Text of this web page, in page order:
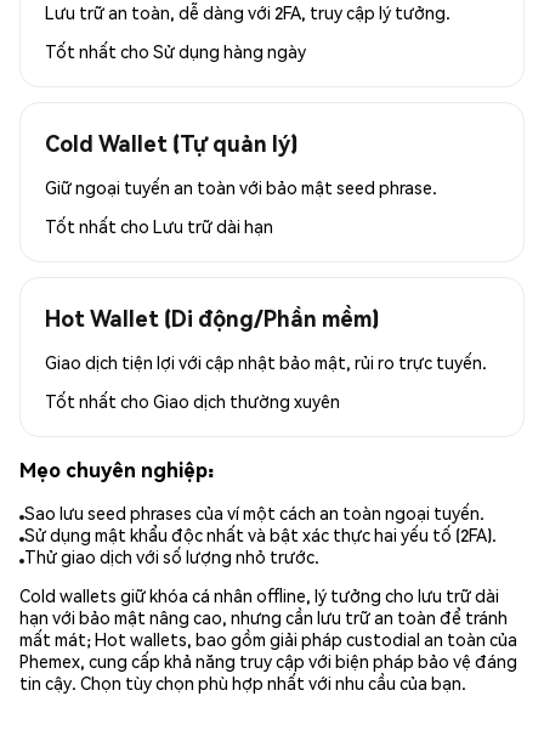
Lưu trữ an toàn, dễ dàng với 2FA, truy cập lý tưởng.
Tốt nhất cho Sử dụng hàng ngày
Cold Wallet (Tự quản lý)
Giữ ngoại tuyến an toàn với bảo mật seed phrase.
Tốt nhất cho Lưu trữ dài hạn
Hot Wallet (Di động/Phần mềm)
Giao dịch tiện lợi với cập nhật bảo mật, rủi ro trực tuyến.
Tốt nhất cho Giao dịch thường xuyên
Mẹo chuyên nghiệp:
Sao lưu seed phrases của ví một cách an toàn ngoại tuyến.
Sử dụng mật khẩu độc nhất và bật xác thực hai yếu tố (2FA).
Thử giao dịch với số lượng nhỏ trước.
Cold wallets giữ khóa cá nhân offline, lý tưởng cho lưu trữ dài
hạn với bảo mật nâng cao, nhưng cần lưu trữ an toàn để tránh
mất mát; Hot wallets, bao gồm giải pháp custodial an toàn của
Phemex, cung cấp khả năng truy cập với biện pháp bảo vệ đáng
tin cậy. Chọn tùy chọn phù hợp nhất với nhu cầu của bạn.